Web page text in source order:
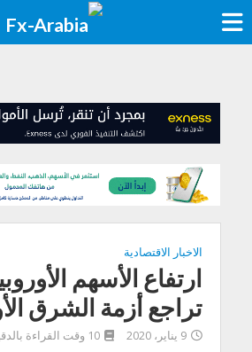
الاخبار الاقتصادية
ارتفاع الأسهم
تراجع أزمة الشرق
9 يناير، 2020 10 وقت القراءة بالدقيقة